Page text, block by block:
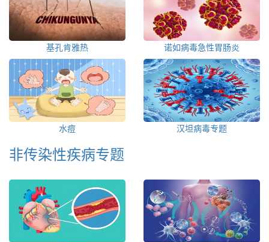
基孔肯雅热 诺如病毒急性胃肠炎
水痘 汉坦病毒专题
非传染性疾病专题